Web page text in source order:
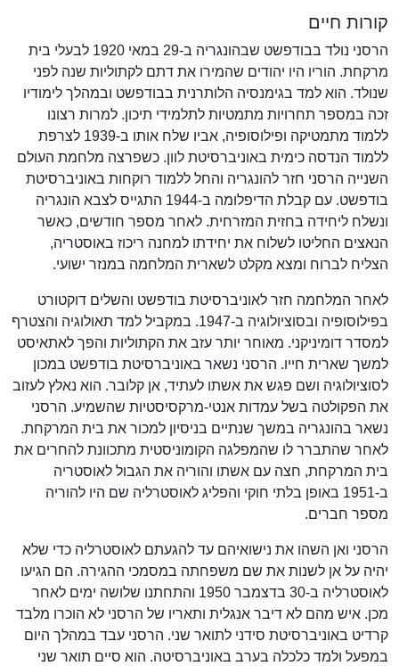
קורות חיים
הרסני נולד בבודפשט שבהונגריה ב-29 במאי 1920 לבעלי בית
מרקחת. הוריו היו יהודים שהמירו את דתם לקתוליות שנה לפני
שנולד. הוא למד בגימנסיה הלותרנית בבודפשט ובמהלך לימודיו
זכה במספר תחרויות מתמטיות לתלמידי תיכון. למרות רצונו
ללמוד מתמטיקה ופילוסופיה, אביו שלח אותו ב-1939 לצרפת
ללמוד הנדסה כימית באוניברסיטת לוון. כשפרצה מלחמת העולם
השנייה הרסני חזר להונגריה והחל ללמוד רוקחות באוניברסיטת
בודפשט. עם קבלת הדיפלומה ב-1944 התגייס לצבא הונגריה
ונשלח ליחידה בחזית המזרחית. לאחר מספר חודשים, כאשר
הנאצים החליטו לשלוח את יחידתו למחנה ריכוז באוסטריה,
הצליח לברוח ומצא מקלט לשארית המלחמה במנזר ישועי.
לאחר המלחמה חזר לאוניברסיטת בודפשט והשלים דוקטורט
בפילוסופיה ובסוציולוגיה ב-1947. במקביל למד תאולוגיה והצטרף
למסדר דומיניקני. מאוחר יותר עזב את הקתוליות והפך לאתאיסט
למשך שארית חייו. הרסני נשאר באוניברסיטת בודפשט במכון
לסוציולוגיה ושם פגש את אשתו לעתיד, אן קלובר. הוא נאלץ לעזוב
את הפקולטה בשל עמדות אנטי-מרקסיסטיות שהשמיע. הרסני
נשאר בהונגריה במשך שנתיים בניסיון למכור את בית המרקחת.
לאחר שהתברר לו שהמפלגה הקומוניסטית מתכוונת להחרים את
בית המרקחת, חצה עם אשתו והוריה את הגבול לאוסטריה
ב-1951 באופן בלתי חוקי והפליג לאוסטרליה שם היו להוריה
מספר חברים.
הרסני ואן השהו את נישואיהם עד להגעתם לאוסטרליה כדי שלא
יהיה על אן לשנות את שם משפחתה במסמכי ההגירה. הם הגיעו
לאוסטרליה ב-30 בדצמבר 1950 והתחתנו שלושה ימים לאחר
מכן. איש מהם לא דיבר אנגלית ותאריו של הרסני לא הוכרו מלבד
קרדיט באוניברסיטת סידני לתואר שני. הרסני עבד במהלך היום
במפעל ולמד כלכלה בערב באוניברסיטה. הוא סיים תואר שני